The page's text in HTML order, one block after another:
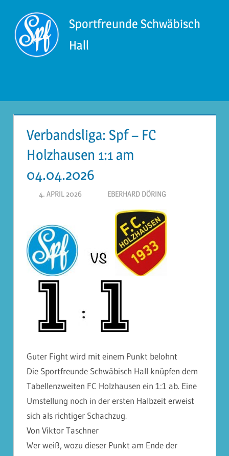
Inhalt
springen
Sportfreunde Schwäbisch
Hall
Verbandsliga: Spf – FC
Holzhausen 1:1 am
04.04.2026
4. APRIL 2026 EBERHARD DÖRING
Guter Fight wird mit einem Punkt belohnt
Die Sportfreunde Schwäbisch Hall knüpfen dem
Tabellenzweiten FC Holzhausen ein 1:1 ab. Eine
Umstellung noch in der ersten Halbzeit erweist
sich als richtiger Schachzug.
Von Viktor Taschner
Wer weiß, wozu dieser Punkt am Ende der